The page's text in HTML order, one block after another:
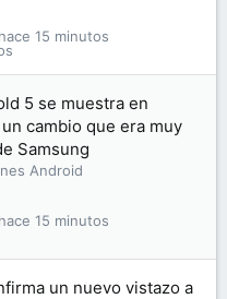
hace 15 minutos
5 se muestra en
cambio que era muy
Samsung
Android
hace 15 minutos
un nuevo vistazo a